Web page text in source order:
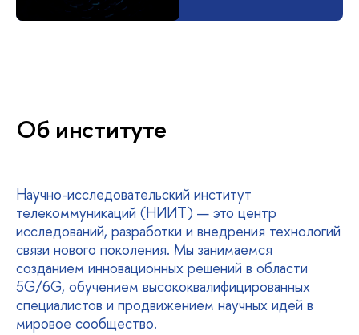
Об институте
Научно-исследовательский институт
телекоммуникаций (НИИТ) — это центр
исследований, разработки и внедрения технологий
связи нового поколения. Мы занимаемся
созданием инновационных решений в области
5G/6G, обучением высококвалифицированных
специалистов и продвижением научных идей в
мировое сообщество.